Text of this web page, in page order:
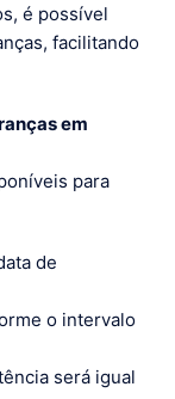
é possível
facilitando
em
para
de
o intervalo
será igual